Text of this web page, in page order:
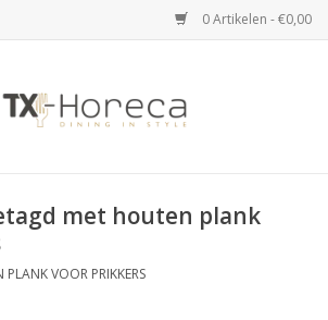
0 Artikelen - €0,00
met houten plank
PLANK VOOR PRIKKERS